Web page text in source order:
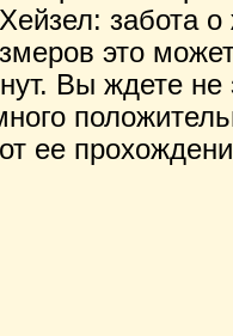
забота о
это
Вы ждете не
ее